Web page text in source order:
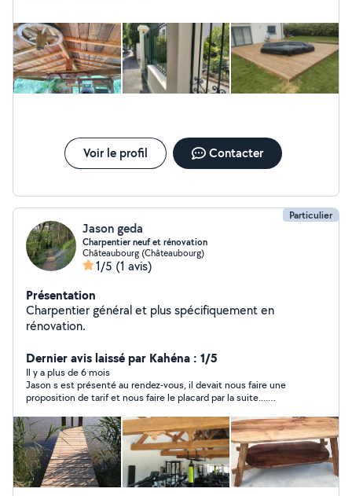
Voir le profil Contacter
Particulier
Jason geda
Charpentier neuf et rénovation
Châteaubourg (Châteaubourg)
1/5 (1 avis)
Présentation
Charpentier général et plus spécifiquement en
rénovation.
Dernier avis laissé par Kahéna : 1/5
Il y a plus de 6 mois
Jason s est présenté au rendez-vous, il devait nous faire une
proposition de tarif et nous faire le placard par la suite....